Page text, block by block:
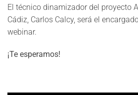
El técnico dinamizador del proyecto
Cádiz, Carlos Calcy, será el
webinar.
¡Te esperamos!